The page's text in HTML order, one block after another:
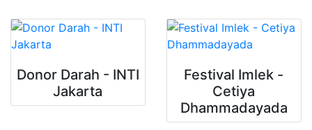
Donor Darah - INTI
Jakarta
Festival Imlek -
Cetiya
Dhammadayada